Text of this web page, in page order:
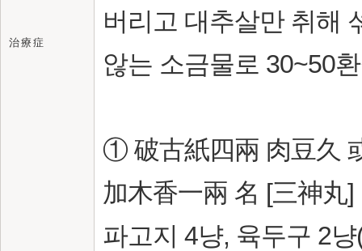
治 療 症
버리고 대추살만 취해
않는 소금물로 30~50
① 破古紙四兩 肉豆久
加木香一兩 名 [三神丸]
파고지 4냥, 육두구 2